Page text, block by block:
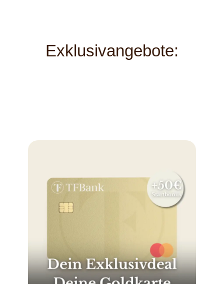
Exklusivangebote: